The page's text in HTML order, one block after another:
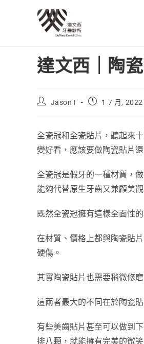
達文西｜陶
JasonT 1 7 月, 2022
全瓷冠和全瓷貼片，聽起來
變好看，應該要做陶瓷貼片還
全瓷冠是假牙的一種材質，
能夠代替原生牙齒又兼顧美
既然全瓷冠擁有這樣全面性
在材質、價格上都與陶瓷貼
硬傷。
其實陶瓷貼片也需要稍微修
這兩者最大的不同在於陶瓷
有些美齒貼片甚至可以做到
排八顆，就能擁有完美的微笑